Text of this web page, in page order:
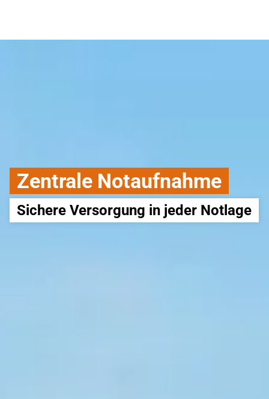
Zentrale Notaufnahme
Sichere Versorgung in jeder Notlage